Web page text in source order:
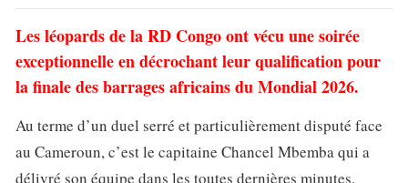
Les léopards de la RD Congo ont vécu une soirée
exceptionnelle en décrochant leur qualification pour
la finale des barrages africains du Mondial 2026.
Au terme d’un duel serré et particulièrement disputé face
au Cameroun, c’est le capitaine Chancel Mbemba qui a
délivré son équipe dans les toutes dernières minutes,